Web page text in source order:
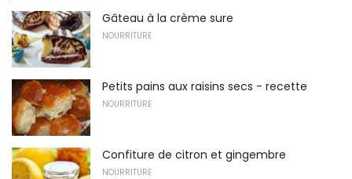
Gâteau à la crème sure
NOURRITURE
Petits pains aux raisins secs - recette
NOURRITURE
Confiture de citron et gingembre
NOURRITURE